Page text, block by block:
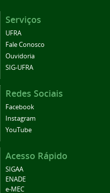
Serviços
UFRA
Fale Conosco
Ouvidoria
SIG-UFRA
Redes Sociais
Facebook
Instagram
YouTube
Acesso Rápido
SIGAA
ENADE
e-MEC